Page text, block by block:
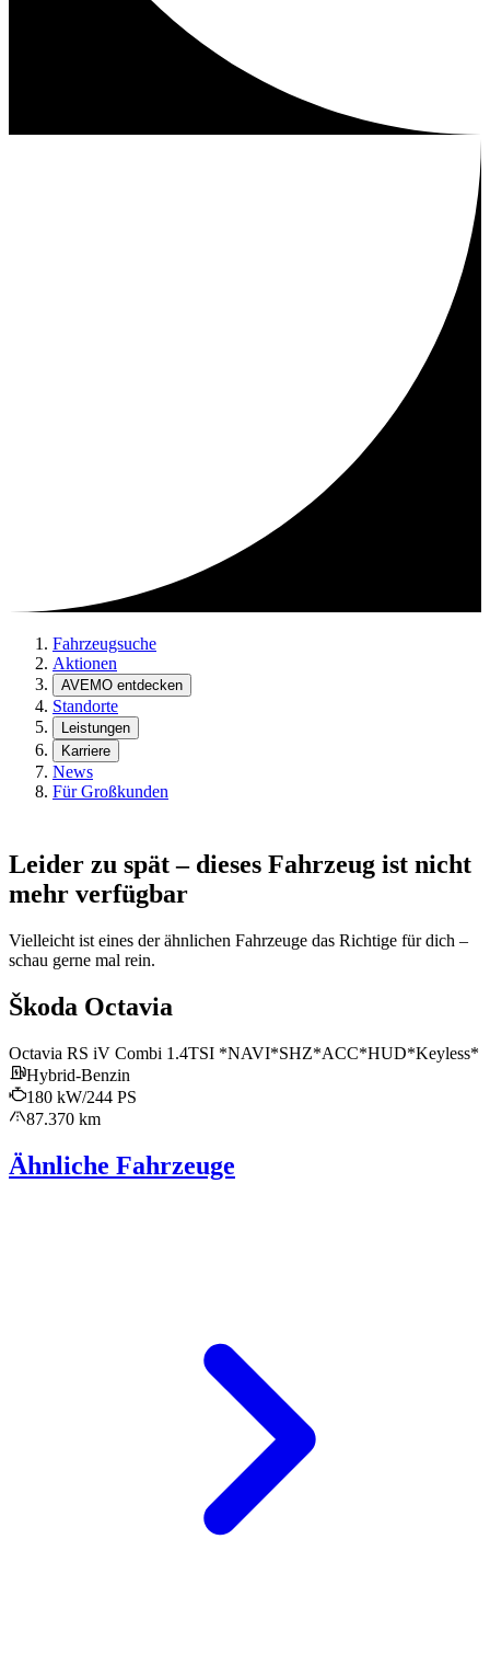
Fahrzeugsuche
Aktionen
AVEMO entdecken
Standorte
Leistungen
Karriere
News
Für Großkunden
Leider zu spät – dieses Fahrzeug ist nicht
mehr verfügbar
Vielleicht ist eines der ähnlichen Fahrzeuge das Richtige für dich –
schau gerne mal rein.
Škoda Octavia
Octavia RS iV Combi 1.4TSI *NAVI*SHZ*ACC*HUD*Keyless*
Hybrid-Benzin
180 kW/244 PS
87.370 km
Ähnliche Fahrzeuge